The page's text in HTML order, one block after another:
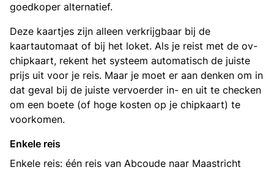
goedkoper alternatief.
Deze kaartjes zijn alleen verkrijgbaar bij de
kaartautomaat of bij het loket. Als je reist met de ov-
chipkaart, rekent het systeem automatisch de juiste
prijs uit voor je reis. Maar je moet er aan denken om in
dat geval bij de juiste vervoerder in- en uit te checken
om een boete (of hoge kosten op je chipkaart) te
voorkomen.
Enkele reis
Enkele reis: één reis van Abcoude naar Maastricht